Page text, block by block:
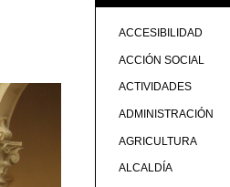
ACCESIBILIDAD
ACCIÓN SOCIAL
ACTIVIDADES
ADMINISTRACIÓN
AGRICULTURA
ALCALDÍA